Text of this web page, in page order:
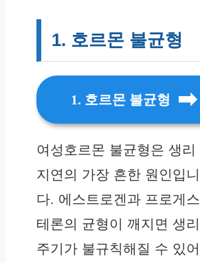
1. 호르몬 불균형
1. 호르몬 불균형
여성호르몬 불균형은 생리
지연의 가장 흔한 원인입니
다. 에스트로겐과 프로게스
테론의 균형이 깨지면 생리
주기가 불규칙해질 수 있어